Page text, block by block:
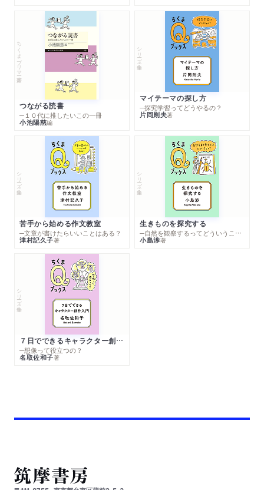
ちくまプリマー新書
つながる読書
─１０代に推したいこの一冊
小池陽慈編
シリーズ・全集
マイテーマの探し方
─探究学習ってどうやるの？
片岡則夫著
シリーズ・全集
苦手から始める作文教室
─文章が書けたらいいことはある？
津村記久子著
シリーズ・全集
生きものを探究する
─自然を観察するってどういうこと？
小島渉著
シリーズ・全集
７日でできるキャラクター創作入門
─想像って役立つの？
名取佐和子著